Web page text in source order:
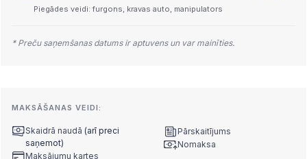
Piegādes veidi: furgons, kravas auto, manipulators
* Preču saņemšanas datums ir aptuvens un var mainīties.
MAKSĀŠANAS VEIDI:
Skaidrā naudā (arī preci
saņemot)
Maksājumu kartes
Pārskaitījums
Nomaksa